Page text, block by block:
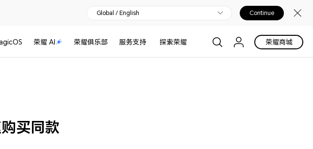
Global / English Continue
荣耀 AI 荣耀俱乐部 服务支持 探索荣耀 荣耀商城
买同款